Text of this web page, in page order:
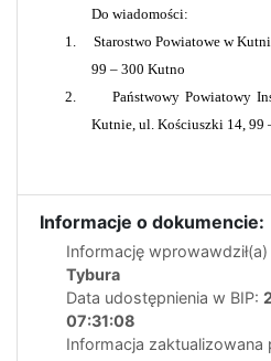
Do wiadomości:
1.
Starostwo Powiatowe w
99 – 300 Kutno
2.
Państwowy Powiatowy
Kutnie, ul. Kościuszki 14, 99
Informacje o dokumencie:
Informację wprowawdził(a)
Tybura
Data udostępnienia w BIP:
07:31:08
Informacja zaktualizowana